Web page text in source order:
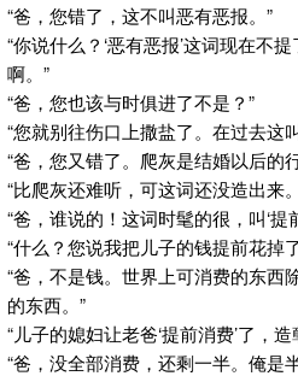
“爸，您错了，这不叫恶有恶报。”
“你说什么？‘恶有恶报’这词现在不
啊。”
“爸，您也该与时俱进了不是？”
“您就别往伤口上撒盐了。在过去这
“爸，您又错了。爬灰是结婚以后的
“比爬灰还难听，可这词还没造出来
“爸，谁说的！这词时髦的很，叫‘提
“什么？您说我把儿子的钱提前花掉
“爸，不是钱。世界上可消费的东西
的东西。”
“儿子的媳妇让老爸‘提前消费’了，造
“爸，没全部消费，还剩一半。俺是